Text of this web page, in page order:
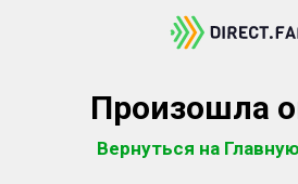
Произошла
Вернуться на